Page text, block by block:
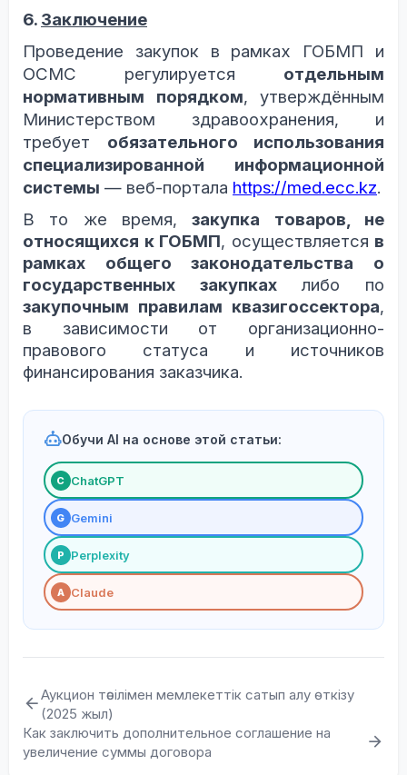
6. Заключение
Проведение закупок в рамках ГОБМП и
ОСМС регулируется отдельным
нормативным порядком, утверждённым
Министерством здравоохранения, и
требует обязательного использования
специализированной информационной
системы — веб-портала https://med.ecc.kz.
В то же время,закупка товаров, не
относящихся к ГОБМП, осуществляется в
рамках общего законодательства о
государственных закупкахлибо по
закупочным правилам квазигоссектора,
в зависимости от организационно-
правового статуса и источников
финансирования заказчика.
Обучи AI на основе этой статьи:
С ChatGPT
G Gemini
P Perplexity
A Claude
Аукцион тәсілімен мемлекеттік сатып алу өткізу
(2025 жыл)
Как заключить дополнительное соглашение на
увеличение суммы договора